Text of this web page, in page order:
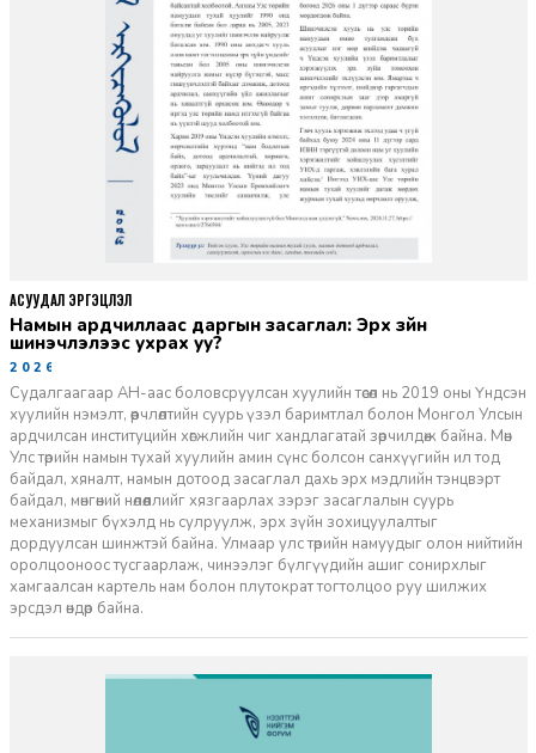
Намын ардчиллаас даргын засаглал: Эрх зүйн
шинэчлэлээс ухрах уу?
2026-07-08
Судалгаагаар АН-аас боловсруулсан хуулийн төсөл нь 2019 оны Үндсэн
хуулийн нэмэлт, өөрчлөлтийн суурь үзэл баримтлал болон Монгол Улсын
ардчилсан институцийн хөгжлийн чиг хандлагатай зөрчилдөж байна. Мөн
Улс төрийн намын тухай хуулийн амин сүнс болсон санхүүгийн ил тод
байдал, хяналт, намын дотоод засаглал дахь эрх мэдлийн тэнцвэрт
байдал, мөнгөний нөлөөллийг хязгаарлах зэрэг засаглалын суурь
механизмыг бүхэлд нь сулруулж, эрх зүйн зохицуулалтыг
дордуулсан шинжтэй байна. Улмаар улс төрийн намуудыг олон нийтийн
оролцооноос тусгаарлаж, чинээлэг бүлгүүдийн ашиг сонирхлыг
хамгаалсан картель нам болон плутократ тогтолцоо руу шилжих
эрсдэл өндөр байна.
АСУУДАЛ ЭРГЭЦҮҮЛЭЛ